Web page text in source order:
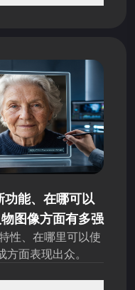
功能、在哪可以
图像方面有多强
性、在哪里可以使
面表现出众。